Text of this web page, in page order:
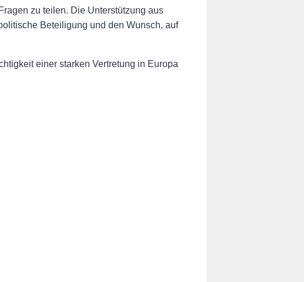
zu teilen. Die Unterstützung aus
Beteiligung und den Wunsch, auf
einer starken Vertretung in Europa